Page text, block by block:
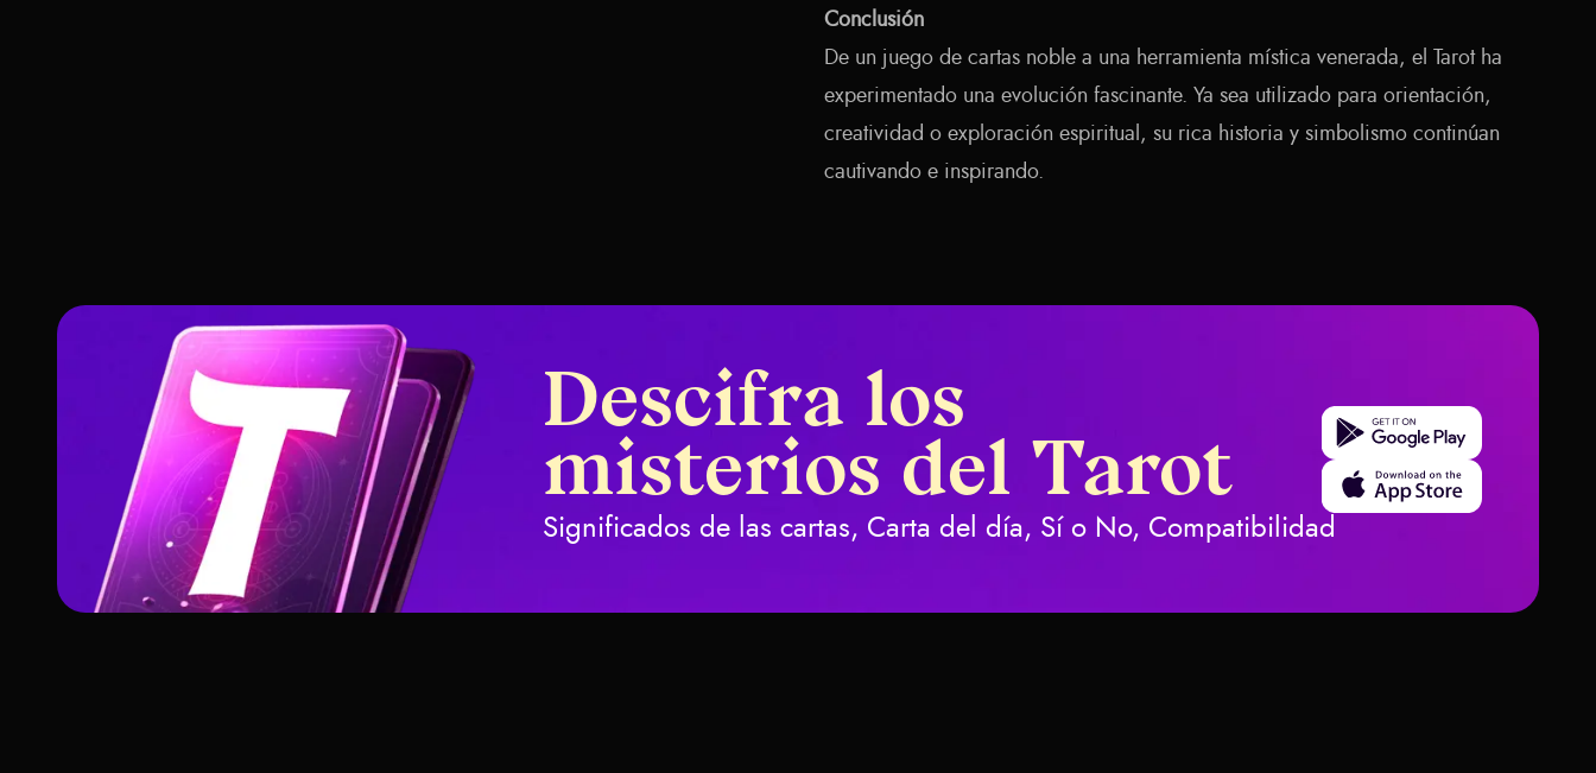
Conclusión
De un juego de cartas noble a una herramienta mística venerada, el Tarot ha
experimentado una evolución fascinante. Ya sea utilizado para orientación,
creatividad o exploración espiritual, su rica historia y simbolismo continúan
cautivando e inspirando.
Descifra los
misterios del Tarot
Significados de las cartas, Carta del día, Sí o No, Compatibilidad
Get it on Google Play
Download on the App Store